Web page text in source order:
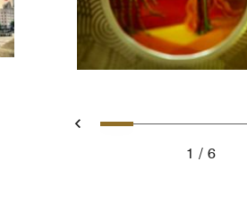
Previous
Slide 1 -
Slide 2 -
Slide
1
6